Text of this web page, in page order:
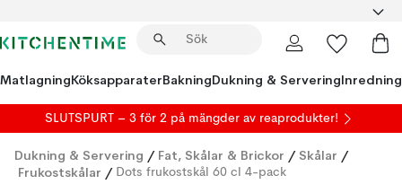
MatlagningKöksapparaterBakningDukning & ServeringInredning
SLUTSPURT – 3 för 2 på mängder av reaprodukter!
Dukning & Servering / Fat, Skålar & Brickor / Skålar /
Frukostskålar / Dots frukostskål 60 cl 4-pack